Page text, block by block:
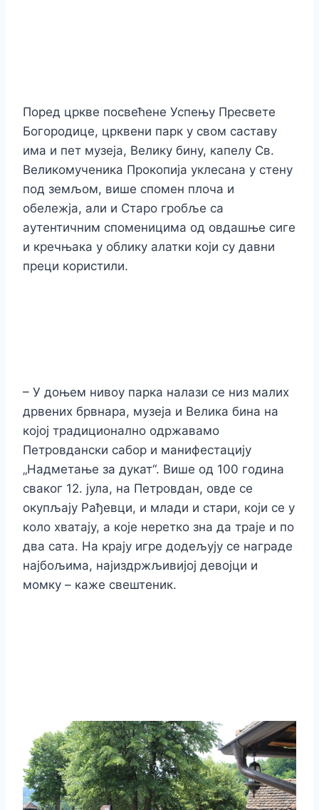
Поред цркве посвећене Успењу Пресвете
Богородице, црквени парк у свом саставу
има и пет музеја, Велику бину, капелу Св.
Великомученика Прокопија уклесана у стену
под земљом, више спомен плоча и
обележја, али и Старо гробље са
аутентичним споменицима од овдашње сиге
и кречњака у облику алатки који су давни
преци користили.
– У доњем нивоу парка налази се низ малих
дрвених брвнара, музеја и Велика бина на
којој традиционално одржавамо
Петровдански сабор и манифестацију
„Надметање за дукат“. Више од 100 година
сваког 12. јула, на Петровдан, овде се
окупљају Рађевци, и млади и стари, који се у
коло хватају, а које неретко зна да траје и по
два сата. На крају игре додељују се награде
најбољима, најиздржљивијој девојци и
момку – каже свештеник.